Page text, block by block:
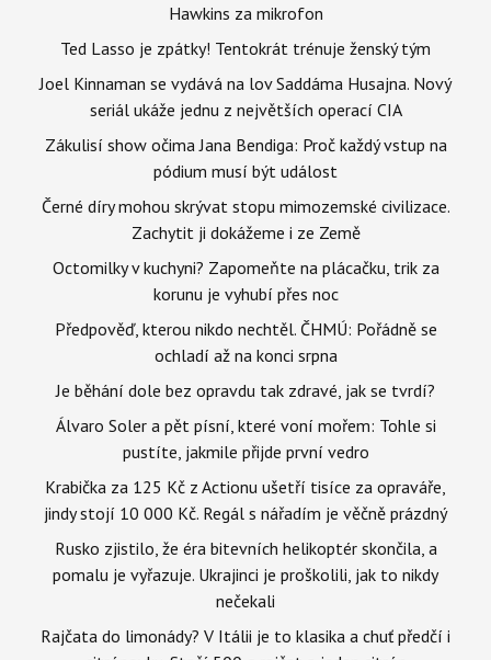
Hawkins za mikrofon
Ted Lasso je zpátky! Tentokrát trénuje ženský tým
Joel Kinnaman se vydává na lov Saddáma Husajna. Nový
seriál ukáže jednu z největších operací CIA
Zákulisí show očima Jana Bendiga: Proč každý vstup na
pódium musí být událost
Černé díry mohou skrývat stopu mimozemské civilizace.
Zachytit ji dokážeme i ze Země
Octomilky v kuchyni? Zapomeňte na plácačku, trik za
korunu je vyhubí přes noc
Předpověď, kterou nikdo nechtěl. ČHMÚ: Pořádně se
ochladí až na konci srpna
Je běhání dole bez opravdu tak zdravé, jak se tvrdí?
Álvaro Soler a pět písní, které voní mořem: Tohle si
pustíte, jakmile přijde první vedro
Krabička za 125 Kč z Actionu ušetří tisíce za opraváře,
jindy stojí 10 000 Kč. Regál s nářadím je věčně prázdný
Rusko zjistilo, že éra bitevních helikoptér skončila, a
pomalu je vyřazuje. Ukrajinci je proškolili, jak to nikdy
nečekali
Rajčata do limonády? V Itálii je to klasika a chuť předčí i